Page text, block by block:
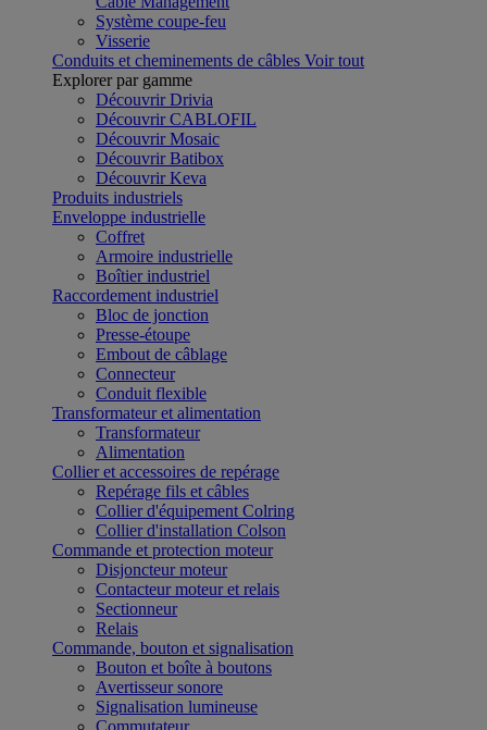
Système coupe-feu
Visserie
Conduits et cheminements de câbles Voir tout
Explorer par gamme
Découvrir Drivia
Découvrir CABLOFIL
Découvrir Mosaic
Découvrir Batibox
Découvrir Keva
Produits industriels
Enveloppe industrielle
Coffret
Armoire industrielle
Boîtier industriel
Raccordement industriel
Bloc de jonction
Presse-étoupe
Embout de câblage
Connecteur
Conduit flexible
Transformateur et alimentation
Transformateur
Alimentation
Collier et accessoires de repérage
Repérage fils et câbles
Collier d'équipement Colring
Collier d'installation Colson
Commande et protection moteur
Disjoncteur moteur
Contacteur moteur et relais
Sectionneur
Relais
Commande, bouton et signalisation
Bouton et boîte à boutons
Avertisseur sonore
Signalisation lumineuse
Commutateur